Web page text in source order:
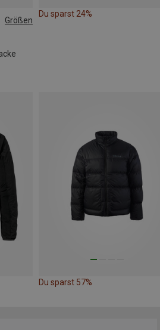
Größen
Du sparst 24%
Du sparst 57%